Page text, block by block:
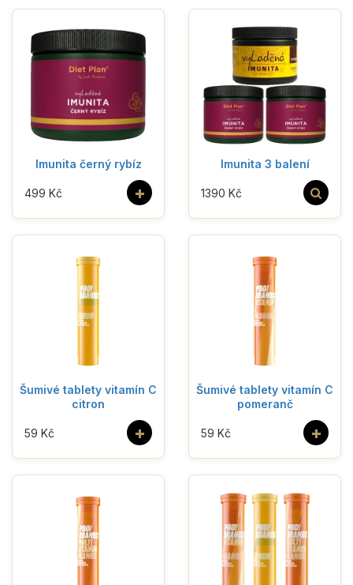
Imunita černý rybíz
+
499 Kč
Imunita 3 balení
1390 Kč
Šumivé tablety vitamín C
citron
+
59 Kč
Šumivé tablety vitamín C
pomeranč
+
59 Kč